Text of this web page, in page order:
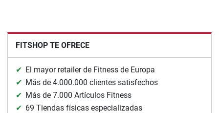
FITSHOP TE OFRECE
El mayor retailer de Fitness de Europa
Más de 4.000.000 clientes satisfechos
Más de 7.000 Artículos Fitness
69 Tiendas físicas especializadas